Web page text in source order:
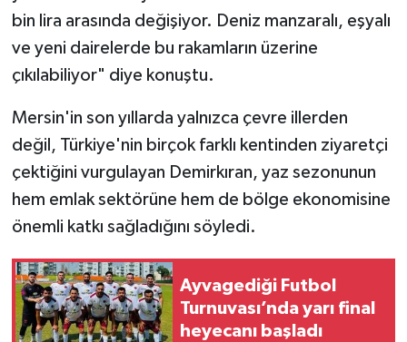
bin lira arasında değişiyor. Deniz manzaralı, eşyalı
ve yeni dairelerde bu rakamların üzerine
çıkılabiliyor" diye konuştu.
Mersin'in son yıllarda yalnızca çevre illerden
değil, Türkiye'nin birçok farklı kentinden ziyaretçi
çektiğini vurgulayan Demirkıran, yaz sezonunun
hem emlak sektörüne hem de bölge ekonomisine
önemli katkı sağladığını söyledi.
Ayvagediği Futbol
Turnuvası’nda yarı final
heyecanı başladı